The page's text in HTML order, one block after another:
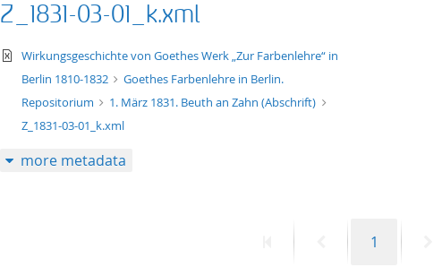
Z_1831-03-01_k.xml
text/xml
Wirkungsgeschichte von Goethes Werk „Zur Farbenlehre“ in
Berlin 1810-1832
Goethes Farbenlehre in Berlin.
Repositorium
1. März 1831. Beuth an Zahn (Abschrift)
Z_1831-03-01_k.xml
more metadata
PreviousPage
1